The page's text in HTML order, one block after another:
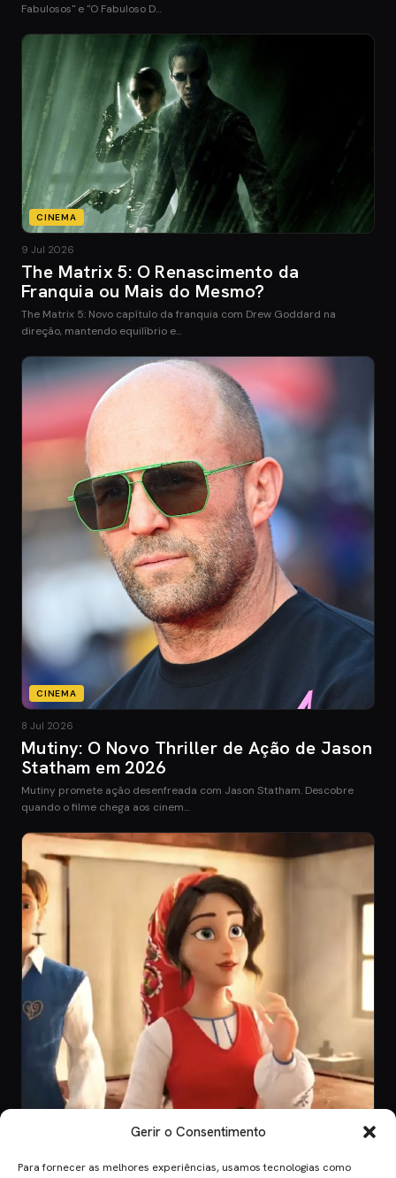
Gerir o Consentimento
Para fornecer as melhores experiências, usamos tecnologias como
Fabulosos" e "O Fabuloso D…
CINEMA
9 Jul 2026
The Matrix 5: O Renascimento da
Franquia ou Mais do Mesmo?
The Matrix 5: Novo capítulo da franquia com Drew Goddard na
direção, mantendo equilíbrio e…
CINEMA
8 Jul 2026
Mutiny: O Novo Thriller de Ação de Jason
Statham em 2026
Mutiny promete ação desenfreada com Jason Statham. Descobre
quando o filme chega aos cinem…
CINEMA